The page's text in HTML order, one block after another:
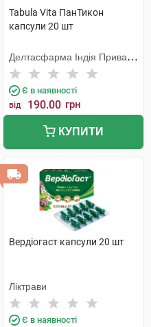
Tabula Vita ПанТикон
капсули 20 шт
Делтасфарма Індія Приват
Лімітед
Є в наявності
від 190.00 грн
КУПИТИ
Вердіогаст капсули 20 шт
Ліктрави
Є в наявності